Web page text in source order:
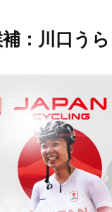
：川口うら